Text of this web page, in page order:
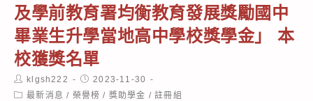
及學前教育署均衡教育發展獎勵國中
畢業生升學當地高中學校獎學金」 本
校獲獎名單
Post
author:
klgsh222
Post
published:
2023-11-30
Post最新消息 / 榮譽榜 / 獎助學金 / 註冊組